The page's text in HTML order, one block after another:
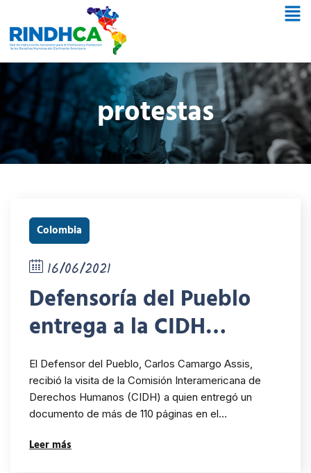
protestas
Colombia
16/06/2021
Defensoría del Pueblo
entrega a la CIDH
balance sobre la
situación de derechos
humanos en el marco de
la protesta
El Defensor del Pueblo, Carlos Camargo Assis,
recibió la visita de la Comisión Interamericana de
Derechos Humanos (CIDH) a quien entregó un
documento de más de 110 páginas en el…
Leer más